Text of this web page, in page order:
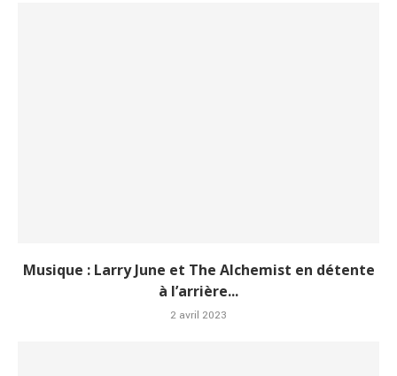
Musique : Larry June et The Alchemist en détente
à l’arrière...
2 avril 2023